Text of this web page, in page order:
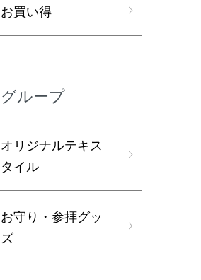
お買い得
グループ
オリジナルテキス
タイル
お守り・参拝グッ
ズ